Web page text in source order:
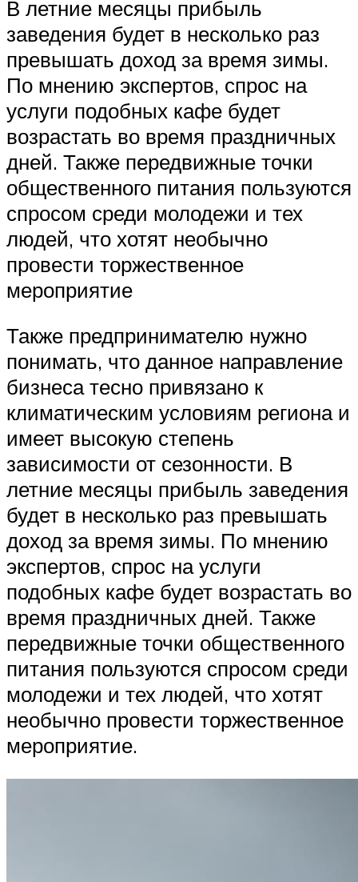
В летние месяцы прибыль
заведения будет в несколько раз
превышать доход за время зимы.
По мнению экспертов, спрос на
услуги подобных кафе будет
возрастать во время праздничных
дней. Также передвижные точки
общественного питания пользуются
спросом среди молодежи и тех
людей, что хотят необычно
провести торжественное
мероприятие
Также предпринимателю нужно
понимать, что данное направление
бизнеса тесно привязано к
климатическим условиям региона и
имеет высокую степень
зависимости от сезонности. В
летние месяцы прибыль заведения
будет в несколько раз превышать
доход за время зимы. По мнению
экспертов, спрос на услуги
подобных кафе будет возрастать во
время праздничных дней. Также
передвижные точки общественного
питания пользуются спросом среди
молодежи и тех людей, что хотят
необычно провести торжественное
мероприятие.